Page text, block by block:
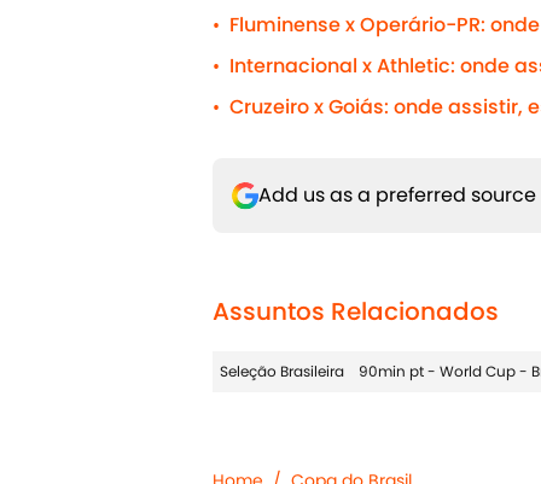
• Fluminense x Operário-PR:
• Internacional x Athletic: onde
• Cruzeiro x Goiás: onde assistir,
Add us as a preferred
Assuntos Relacionados
Seleção Brasileira 90min pt - World Cup -